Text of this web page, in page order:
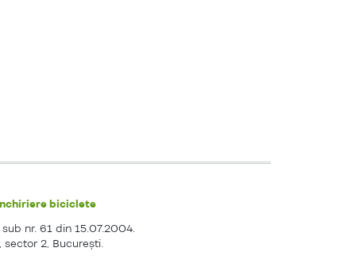
biciclete
nr. 61 din 15.07.2004.
sector 2, Bucureşti.